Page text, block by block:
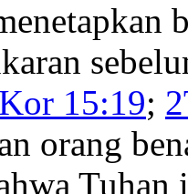
15:19;
orang